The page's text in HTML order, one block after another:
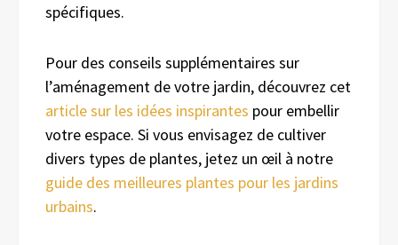
spécifiques.
Pour des conseils supplémentaires sur
l’aménagement de votre jardin, découvrez cet
article sur les idées inspirantes pour embellir
votre espace. Si vous envisagez de cultiver
divers types de plantes, jetez un œil à notre
guide des meilleures plantes pour les jardins
urbains.